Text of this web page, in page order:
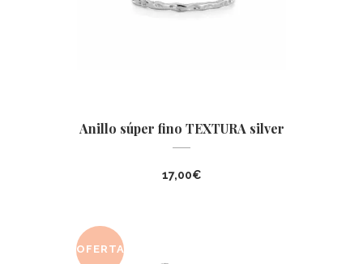
Anillo súper fino TEXTURA silver
17,00€
OFERTA